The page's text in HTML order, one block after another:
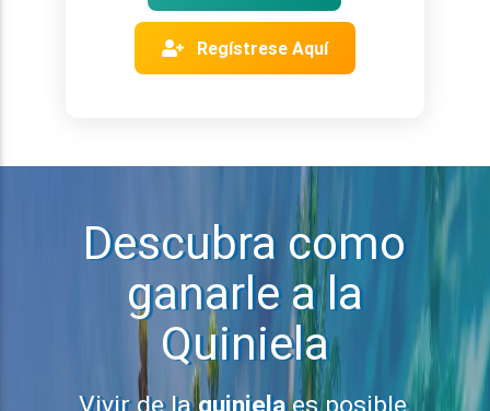
Regístrese Aquí
Descubra como
ganarle a la
Quiniela
Vivir de laquinielaes posible,